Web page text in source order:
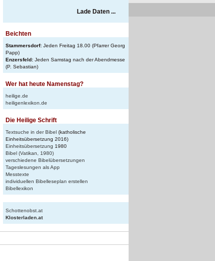
Lade Daten ...
Beichten
Stammersdorf: Jeden Freitag 18.00 (Pfarrer Georg
Papp)
Enzersfeld: Jeden Samstag nach der Abendmesse
(P. Sebastian)
Wer hat heute Namenstag?
heilige.de
heiligenlexikon.de
Die Heilige Schrift
Textsuche in der Bibel (katholische
Einheitsübersetzung 2016)
Einheitsübersetzung 1980
Bibel (Vatikan, 1980)
verschiedene Bibelübersetzungen
Tageslesungen als App
Messtexte
individuellen Bibelleseplan erstellen
Bibellexikon
Schottenobst.at
Klosterladen.at